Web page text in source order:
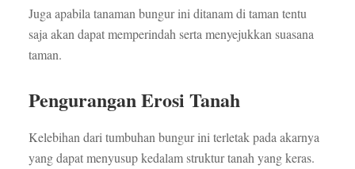
Juga apabila tanaman bungur ini ditanam di taman tentu
saja akan dapat memperindah serta menyejukkan suasana
taman.
Pengurangan Erosi Tanah
Kelebihan dari tumbuhan bungur ini terletak pada akarnya
yang dapat menyusup kedalam struktur tanah yang keras.